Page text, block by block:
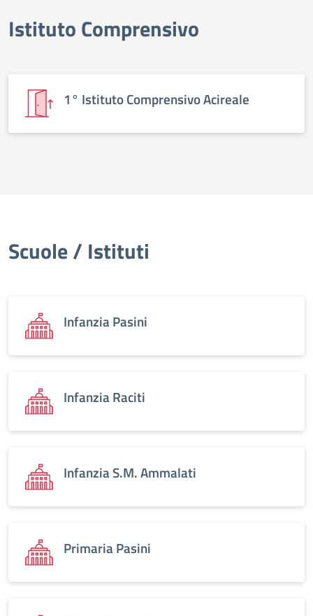
elenco degli organi
Istituto Comprensivo
1° Istituto Comprensivo Acireale
Scuole / Istituti
Infanzia Pasini
Infanzia Raciti
Infanzia S.M. Ammalati
Primaria Pasini